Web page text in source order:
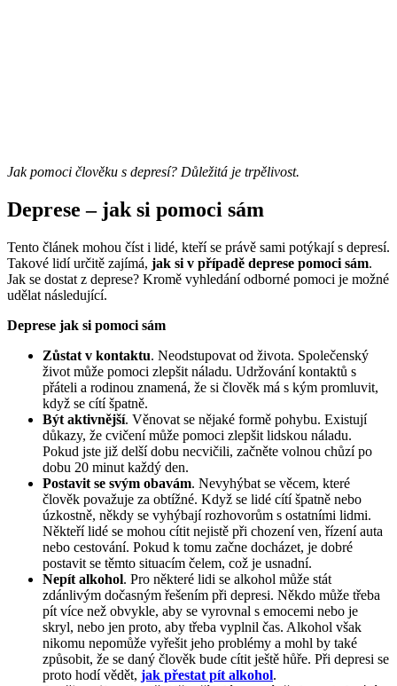
Jak pomoci člověku s depresí? Důležitá je trpělivost.
Deprese – jak si pomoci sám
Tento článek mohou číst i lidé, kteří se právě sami potýkají s depresí.
Takové lidí určitě zajímá, jak si v případě deprese pomoci sám.
Jak se dostat z deprese? Kromě vyhledání odborné pomoci je možné
udělat následující.
Deprese jak si pomoci sám
Zůstat v kontaktu. Neodstupovat od života. Společenský
život může pomoci zlepšit náladu. Udržování kontaktů s
přáteli a rodinou znamená, že si člověk má s kým promluvit,
když se cítí špatně.
Být aktivnější. Věnovat se nějaké formě pohybu. Existují
důkazy, že cvičení může pomoci zlepšit lidskou náladu.
Pokud jste již delší dobu necvičili, začněte volnou chůzí po
dobu 20 minut každý den.
Postavit se svým obavám. Nevyhýbat se věcem, které
člověk považuje za obtížné. Když se lidé cítí špatně nebo
úzkostně, někdy se vyhýbají rozhovorům s ostatními lidmi.
Někteří lidé se mohou cítit nejistě při chození ven, řízení auta
nebo cestování. Pokud k tomu začne docházet, je dobré
postavit se těmto situacím čelem, což je usnadní.
Nepít alkohol. Pro některé lidi se alkohol může stát
zdánlivým dočasným řešením při depresi. Někdo může třeba
pít více než obvykle, aby se vyrovnal s emocemi nebo je
skryl, nebo jen proto, aby třeba vyplnil čas. Alkohol však
nikomu nepomůže vyřešit jeho problémy a mohl by také
způsobit, že se daný člověk bude cítit ještě hůře. Při depresi se
proto hodí vědět, jak přestat pít alkohol.